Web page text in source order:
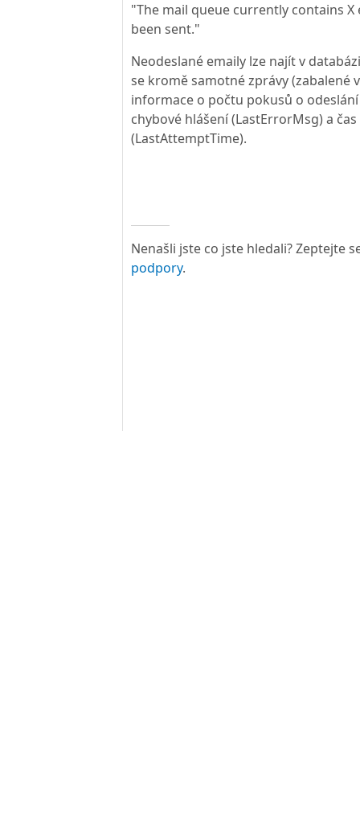
"The mail queue currently contains
been sent."
Neodeslané emaily lze najít v
se kromě samotné zprávy (zabalené
informace o počtu pokusů o
chybové hlášení (LastErrorMsg) a
(LastAttemptTime).
Nenašli jste co jste hledali? Zeptejte
podpory.